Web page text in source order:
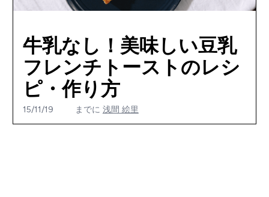
牛乳なし！美味しい豆乳
フレンチトーストのレシ
ピ・作り方
15/11/19 までに 浅間 絵里